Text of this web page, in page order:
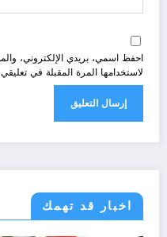
احفظ اسمي، بريدي الإلكتروني،
لاستخدامها المرة المقبلة في
اخبار قد تهمك